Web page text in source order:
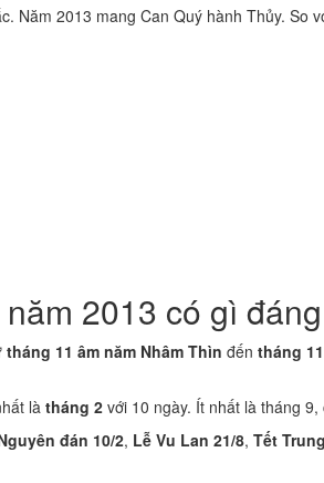
Năm 2013 mang Can Quý hành Thủy. So
2013 có gì
tháng 11 âm năm Nhâm Thìn đến tháng
là tháng 2 với 10 ngày. Ít nhất là tháng
đán 10/2, Lễ Vu Lan 21/8, Tết